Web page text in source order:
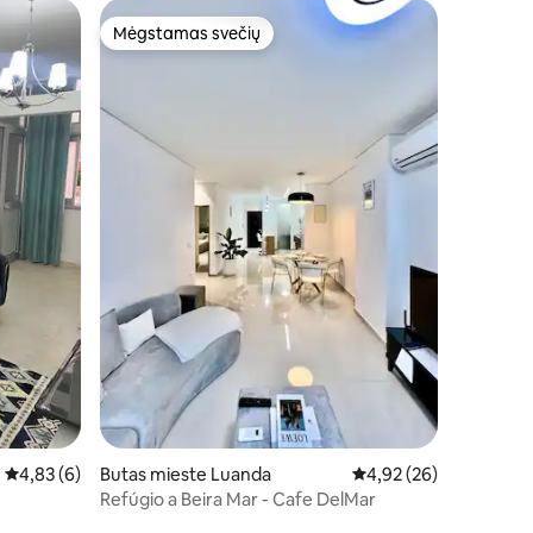
Vidutinis įvertinimas: 4,83 iš 5, atsiliepimų: 6
4,83 (6)
Mėgstamas svečių
Mėgstamas svečių
Butas mieste Luanda Vidutinis įvertinimas:
4,92 (26)
Refúgio a Beira Mar - Cafe DelMar